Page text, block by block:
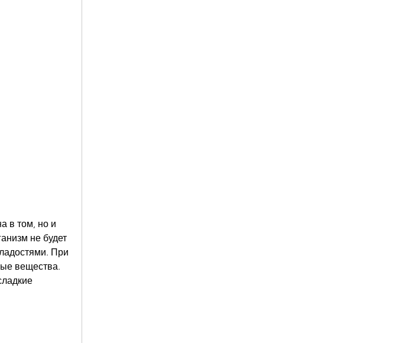
в том, но и
не будет
При
вещества.